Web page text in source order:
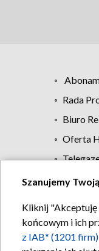
Rada
Biuro
Oferta
Szanujemy
Kliknij "Akceptuję
końcowym i ich
z IAB* (1201 firm)